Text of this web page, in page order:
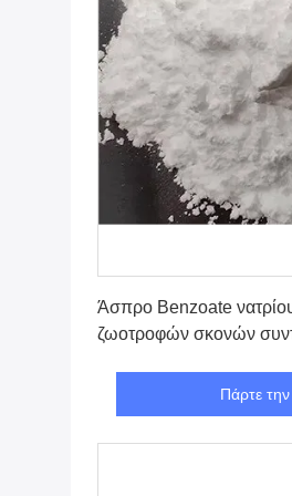
Άσπρο Benzoate
ζωοτροφών σκονών
Πάρτε την